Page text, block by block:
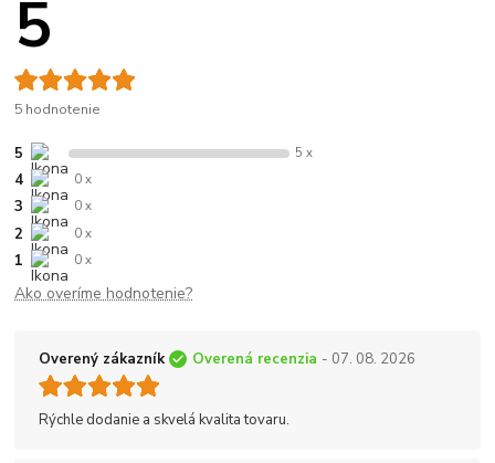
5
5 hodnotenie
5 5 x
4 0 x
3 0 x
2 0 x
1 0 x
Ako overíme hodnotenie?
Overený zákazník Overená recenzia - 07. 08. 2026
Rýchle dodanie a skvelá kvalita tovaru.